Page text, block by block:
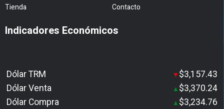
Tienda
Contacto
Indicadores Económicos
Dólar TRM ▼ $3,157.43
Dólar Venta
▲ $3,370.24
Dólar Compra
▲ $3,234.76